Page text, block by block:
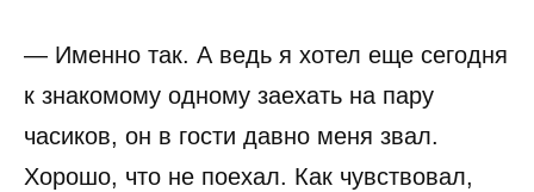
— Именно так. А ведь я хотел еще сегодня
к знакомому одному заехать на пару
часиков, он в гости давно меня звал.
Хорошо, что не поехал. Как чувствовал,